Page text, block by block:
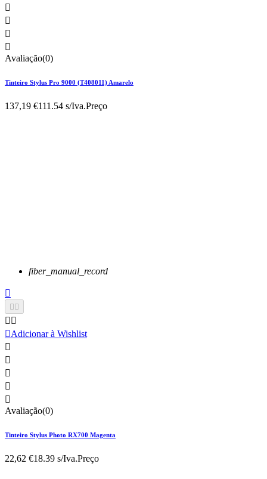




Avaliação(0)
Tinteiro Stylus Pro 9000 (T408011) Amarelo
137,19 €111.54 s/Iva.Preço
fiber_manual_record


 
Adicionar à Wishlist





Avaliação(0)
Tinteiro Stylus Photo RX700 Magenta
22,62 €18.39 s/Iva.Preço